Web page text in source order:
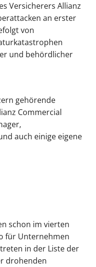
Versicherers Allianz
an erster
von
und behördlicher
gehörende
Commercial
auch einige eigene
schon im vierten
für Unternehmen
in der Liste der
drohenden